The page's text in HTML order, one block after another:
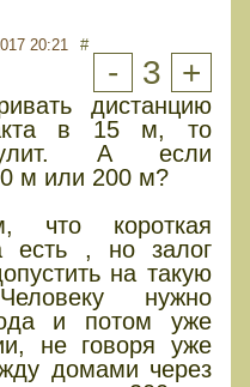
20:21 #
- 3 +
дистанцию
в 15 м, то
А если
м или 200 м?
короткая
есть , но залог
на такую
нужно
и потом уже
не говоря уже
домами через